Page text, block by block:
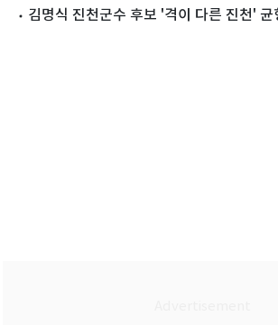
표 김명식 진천군수 후보 '격이 다른 진천' 균